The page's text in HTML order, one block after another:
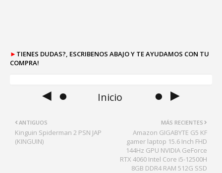
► TIENES DUDAS?, ESCRIBENOS ABAJO Y TE AYUDAMOS CON TU
COMPRA!
◄ ● Inicio ● ►
MÁS RECIENTES
Amazon GIGABYTE G5 KF
gamer laptop 15.6 Inch FHD
144Hz GPU NVIDIA GeForce
RTX 4060 Intel Core i5-12500H
8GB DDR4 RAM 512G SSD
ANTIGUOS
Kinguin Spiderman 2 PSN JAP
(KINGUIN)